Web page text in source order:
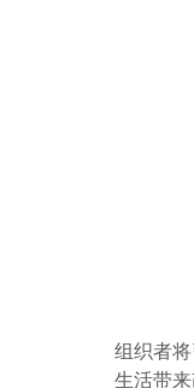
组织者
生活带来